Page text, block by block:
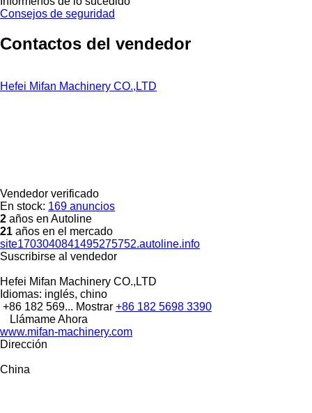
Consejos de seguridad
Contactos del vendedor
Hefei Mifan Machinery CO.,LTD
Vendedor verificado
En stock: 169 anuncios
2 años en Autoline
21 años en el mercado
site1703040841495275752.autoline.info
Suscribirse al vendedor
Hefei Mifan Machinery CO.,LTD
Idiomas: inglés, chino
+86 182 569... Mostrar +86 182 5698 3390
Llámame Ahora
www.mifan-machinery.com
Dirección
China